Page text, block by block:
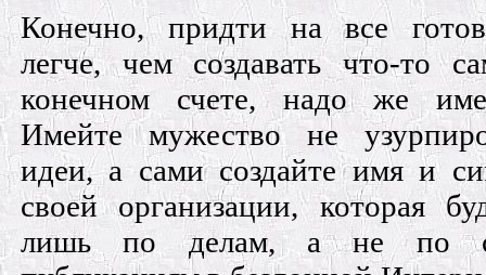
Конечно, придти на все
легче, чем создавать что-то
конечном счете, надо же
Имейте мужество не
идеи, а сами создайте имя и
своей организации, которая
лишь по делам, а не по